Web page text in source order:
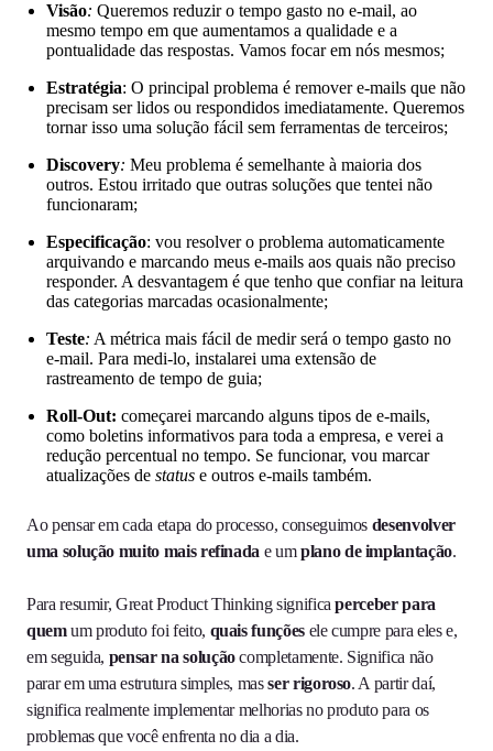
Visão: Queremos reduzir o tempo gasto no e-mail, ao
mesmo tempo em que aumentamos a qualidade e a
pontualidade das respostas. Vamos focar em nós mesmos;
Estratégia: O principal problema é remover e-mails que não
precisam ser lidos ou respondidos imediatamente. Queremos
tornar isso uma solução fácil sem ferramentas de terceiros;
Discovery: Meu problema é semelhante à maioria dos
outros. Estou irritado que outras soluções que tentei não
funcionaram;
Especificação: vou resolver o problema automaticamente
arquivando e marcando meus e-mails aos quais não preciso
responder. A desvantagem é que tenho que confiar na leitura
das categorias marcadas ocasionalmente;
Teste: A métrica mais fácil de medir será o tempo gasto no
e-mail. Para medi-lo, instalarei uma extensão de
rastreamento de tempo de guia;
Roll-Out: começarei marcando alguns tipos de e-mails,
como boletins informativos para toda a empresa, e verei a
redução percentual no tempo. Se funcionar, vou marcar
atualizações de status e outros e-mails também.
Ao pensar em cada etapa do processo, conseguimos desenvolver
uma solução muito mais refinada e umplano de implantação.
Para resumir, Great Product Thinking significaperceber para
quemum produto foi feito, quais funçõesele cumpre para eles e,
em seguida, pensar na soluçãocompletamente. Significa não
parar em uma estrutura simples, masser rigoroso. A partir daí,
significa realmente implementar melhorias no produto para os
problemas que você enfrenta no dia a dia.